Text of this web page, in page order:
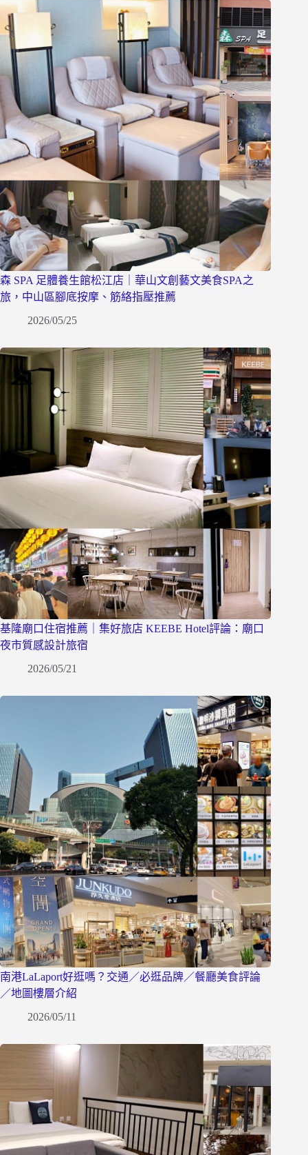
森 SPA 足體養生館松江店｜華山文創藝文美食SPA之
旅，中山區腳底按摩、筋絡指壓推薦
2026/05/25
基隆廟口住宿推薦｜集好旅店 KEEBE Hotel評論：廟口
夜市質感設計旅宿
2026/05/21
南港LaLaport好逛嗎？交通／必逛品牌／餐廳美食評論
／地圖樓層介紹
2026/05/11